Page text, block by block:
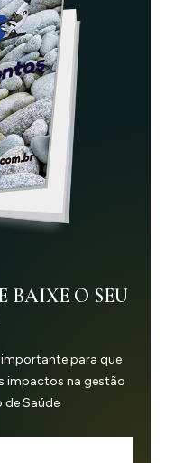
BAIXE O SEU
para que
impactos na gestão
de Saúde